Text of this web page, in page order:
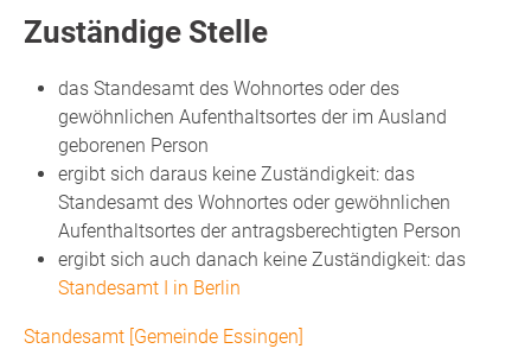
Zuständige Stelle
das Standesamt des Wohnortes oder des
gewöhnlichen Aufenthaltsortes der im Ausland
geborenen Person
ergibt sich daraus keine Zuständigkeit: das
Standesamt des Wohnortes oder gewöhnlichen
Aufenthaltsortes der antragsberechtigten Person
ergibt sich auch danach keine Zuständigkeit: das
Standesamt I in Berlin
Standesamt [Gemeinde Essingen]